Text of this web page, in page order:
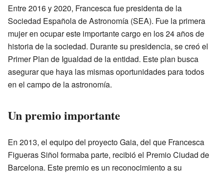
Entre 2016 y 2020, Francesca fue presidenta de la
Sociedad Española de Astronomía (SEA). Fue la primera
mujer en ocupar este importante cargo en los 24 años de
historia de la sociedad. Durante su presidencia, se creó el
Primer Plan de Igualdad de la entidad. Este plan busca
asegurar que haya las mismas oportunidades para todos
en el campo de la astronomía.
Un premio importante
En 2013, el equipo del proyecto Gaia, del que Francesca
Figueras Siñol formaba parte, recibió el Premio Ciudad de
Barcelona. Este premio es un reconocimiento a su